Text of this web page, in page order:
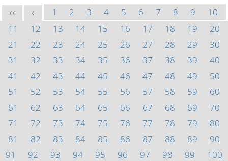
<< < 1 2 3 4 5 6 7 8 9
10
11
12 13 14 15 16 17 18 19
20
21
22 23 24 25 26 27 28 29
30
31
32 33 34 35 36 37 38 39
40
41
42 43 44 45 46 47 48 49
50
51
52 53 54 55 56 57 58 59
60
61
62 63 64 65 66 67 68 69
70
71
72 73 74 75 76 77 78 79
80
81
82 83 84 85 86 87 88 89
90
91
92 93 94 95 96 97 98 99
100